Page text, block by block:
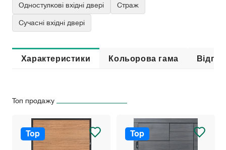
Одностулкові вхідні двері Страж
Сучасні вхідні двері
Характеристики Кольорова гама
Топ продажу
Top Top